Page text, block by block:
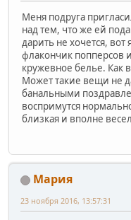
Меня подруга
над тем, что же ей
дарить не хочется,
флакончик попперсов
кружевное белье. Как
Может такие вещи не
банальными
воспримутся
близкая и вполне
Мария
23 ноября 2016, 13:57:31